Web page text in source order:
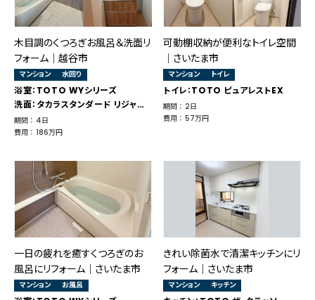
木目調のくつろぎお風呂＆洗面リ
フォーム｜越谷市
マンション 水回り
浴室：TOTO WYシリーズ
洗面：タカラスタンダード リジャスト
期間 ： 4日
費用 ： 186万円
可動棚収納が便利なトイレ空間
｜さいたま市
マンション トイレ
トイレ：TOTO ピュアレストEX
期間 ： 2日
費用 ： 57万円
一日の疲れを癒すくつろぎのお
風呂にリフォーム｜さいたま市
マンション お風呂
きれい除菌水で清潔キッチンにリ
フォーム｜さいたま市
マンション キッチン